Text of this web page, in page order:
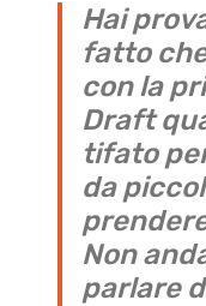
Hai
fatto
con la
Draft
tifato
da
Non
parlare